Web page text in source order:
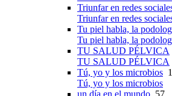
Triunfar en redes
Triunfar en redes
Tu piel habla, la
Tu piel habla, la
TU SALUD PÉLVICA
TU SALUD PÉLVICA
Tú, yo y los microbios
Tú, yo y los microbios